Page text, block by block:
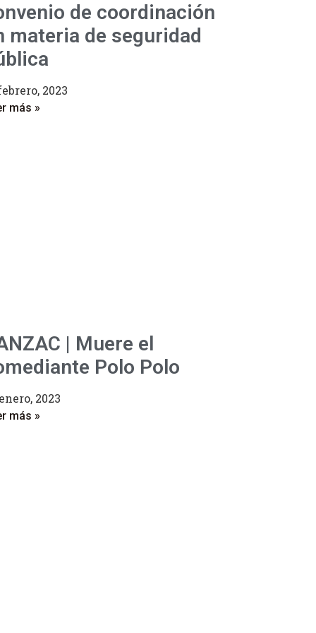
de coordinación
materia de seguridad
2023
más »
| Muere el
Polo Polo
2023
más »